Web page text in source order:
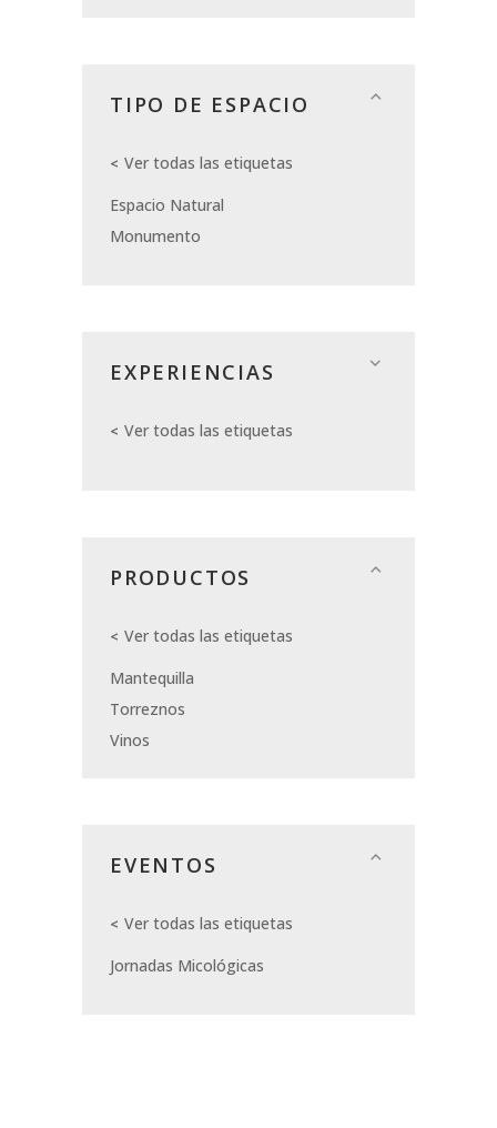
TIPO DE ESPACIO
Ver todas las etiquetas
Espacio Natural
Monumento
EXPERIENCIAS
Ver todas las etiquetas
PRODUCTOS
Ver todas las etiquetas
Mantequilla
Torreznos
Vinos
EVENTOS
Ver todas las etiquetas
Jornadas Micológicas